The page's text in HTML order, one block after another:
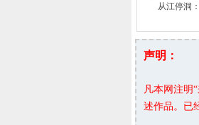
从江停洞
声明：
凡本网注明
述作品。已